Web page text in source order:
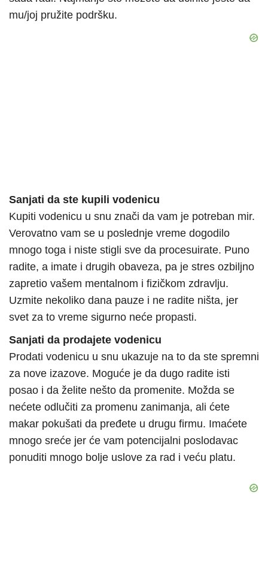
mu/joj pružite podršku.
Sanjati da ste kupili vodenicu
Kupiti vodenicu u snu znači da vam je potreban mir.
Verovatno vam se u poslednje vreme dogodilo
mnogo toga i niste stigli sve da procesuirate. Puno
radite, a imate i drugih obaveza, pa je stres ozbiljno
zapretio vašem mentalnom i fizičkom zdravlju.
Uzmite nekoliko dana pauze i ne radite ništa, jer
svet za to vreme sigurno neće propasti.
Sanjati da prodajete vodenicu
Prodati vodenicu u snu ukazuje na to da ste spremni
za nove izazove. Moguće je da dugo radite isti
posao i da želite nešto da promenite. Možda se
nećete odlučiti za promenu zanimanja, ali ćete
makar pokušati da pređete u drugu firmu. Imaćete
mnogo sreće jer će vam potencijalni poslodavac
ponuditi mnogo bolje uslove za rad i veću platu.